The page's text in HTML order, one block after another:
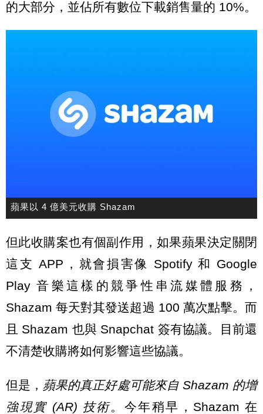
的大部分，並佔所有數位下載銷售量的 10%。
蘋果以 4 億美元收購 Shazam
但此收購案也有個副作用，如果蘋果決定關閉
這支 APP，就會損害像 Spotify 和 Google
Play 音樂這樣的競爭性串流媒體服務，
Shazam 每天對其發送超過 100 萬次點擊。而
且 Shazam 也與 Snapchat 簽有協議。目前還
不清楚收購將如何影響這些協議。
但是， 蘋果的真正好處可能來自 Shazam 的增
強現實 (AR) 技術。今年稍早，Shazam 在